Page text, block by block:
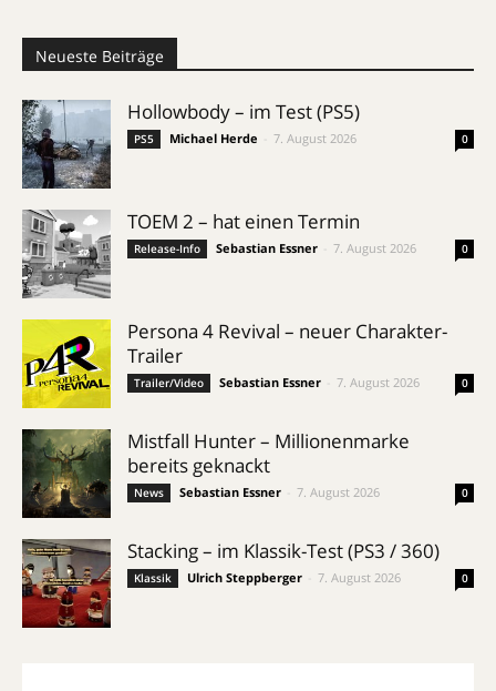
Neueste Beiträge
Hollowbody – im Test (PS5)
PS5 Michael Herde 7. August 2026 0
TOEM 2 – hat einen Termin
Release-Info Sebastian Essner 7. August 2026 0
Persona 4 Revival – neuer Charakter-
Trailer
Trailer/Video Sebastian Essner 7. August 2026 0
Mistfall Hunter – Millionenmarke
bereits geknackt
News Sebastian Essner 7. August 2026 0
Stacking – im Klassik-Test (PS3 / 360)
Klassik Ulrich Steppberger 7. August 2026 0